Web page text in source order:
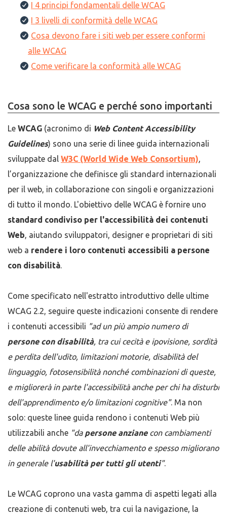
I 4 principi fondamentali delle WCAG
I 3 livelli di conformità delle WCAG
Cosa devono fare i siti web per essere conformi
alle WCAG
Come verificare la conformità alle WCAG
Cosa sono le WCAG e perché sono importanti
Le WCAG (acronimo di Web Content Accessibility
Guidelines) sono una serie di linee guida internazionali
sviluppate dal W3C (World Wide Web Consortium),
l’organizzazione che definisce gli standard internazionali
per il web, in collaborazione con singoli e organizzazioni
di tutto il mondo. L'obiettivo delle WCAG è fornire uno
standard condiviso per l'accessibilità dei contenuti
Web, aiutando sviluppatori, designer e proprietari di siti
web a rendere i loro contenuti accessibili a persone
con disabilità.
Come specificato nell'estratto introduttivo delle ultime
WCAG 2.2, seguire queste indicazioni consente di rendere
i contenuti accessibili "ad un più ampio numero di
persone con disabilità, tra cui cecità e ipovisione, sordità
e perdita dell'udito, limitazioni motorie, disabilità del
linguaggio, fotosensibilità nonché combinazioni di queste,
e migliorerà in parte l'accessibilità anche per chi ha disturbi
dell'apprendimento e/o limitazioni cognitive". Ma non
solo: queste linee guida rendono i contenuti Web più
utilizzabili anche "da persone anzianecon cambiamenti
delle abilità dovute all'invecchiamento e spesso migliorano
in generale l'usabilità per tutti gli utenti".
Le WCAG coprono una vasta gamma di aspetti legati alla
creazione di contenuti web, tra cui la navigazione, la